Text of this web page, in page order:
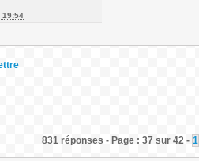
19:54
831 réponses - Page : 37 sur 42 - 1